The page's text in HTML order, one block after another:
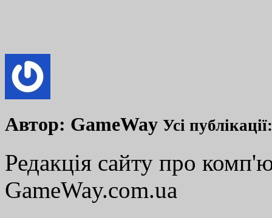
Автор: GameWay Усі
Редакція сайту про
GameWay.com.ua